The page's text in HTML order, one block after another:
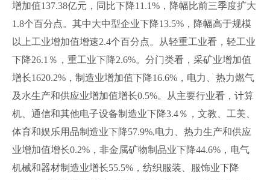
增加值137.38亿元，同比下降11.1%，降幅比前三季度扩大
1.8个百分点。其中大中型企业下降13.5%，降幅高于规模
以上工业增加值增速2.4个百分点。从轻重工业看，轻工业
下降26.1％，重工业下降2.6%。分门类看，采矿业增加值
增长1620.2%，制造业增加值下降16.6%，电力、热力燃气
及水生产和供应业增加值增长0.5%。从主要行业看，计算
机、通信和其他电子设备制造业下降3.4％，文教、工美、
体育和娱乐用品制造业下降57.9%,电力、热力生产和供应
业增加值增长0.2%，非金属矿物制品业下降44.6%，电气
机械和器材制造业增长55.5%，纺织服装、服饰业下降